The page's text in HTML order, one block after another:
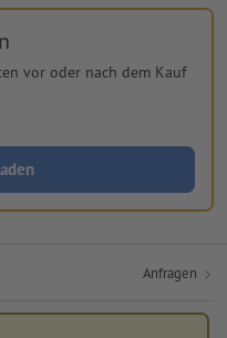
vor oder nach dem Kauf
Anfragen